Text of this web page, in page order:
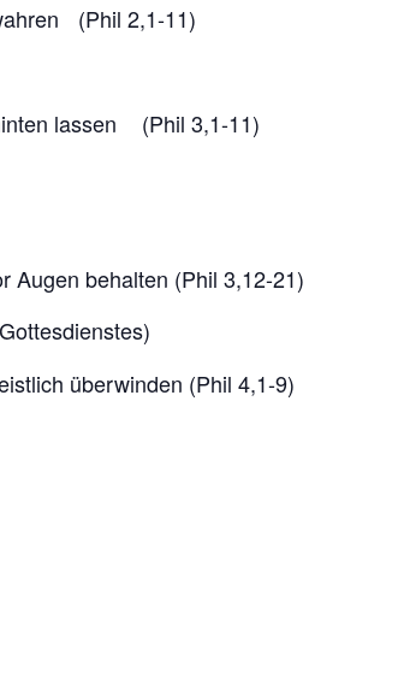
(Phil 2,1-11)
lassen (Phil 3,1-11)
Augen behalten (Phil 3,12-21)
überwinden (Phil 4,1-9)